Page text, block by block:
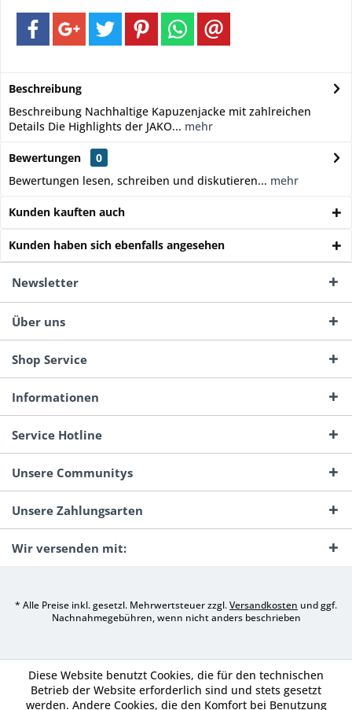
Beschreibung
Beschreibung Nachhaltige Kapuzenjacke mit zahlreichen
Details Die Highlights der JAKO... mehr
Bewertungen
0
Bewertungen lesen, schreiben und diskutieren... mehr
Kunden kauften auch
Kunden haben sich ebenfalls angesehen
Newsletter
Über uns
Shop Service
Informationen
Service Hotline
Unsere Communitys
Unsere Zahlungsarten
Wir versenden mit:
* Alle Preise inkl. gesetzl. Mehrwertsteuer zzgl.Versandkosten und ggf.
Nachnahmegebühren, wenn nicht anders beschrieben
Diese Website benutzt Cookies, die für den technischen
Betrieb der Website erforderlich sind und stets gesetzt
werden. Andere Cookies, die den Komfort bei Benutzung